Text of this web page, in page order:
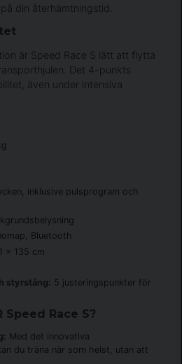
din återhämtningstid.
är Speed Race S lätt att flytta
Det 4-punkts
även under intensiva
inklusive pulsprogram och
Bluetooth
x 135 cm
styrstång: 5 justeringspunkter för
Speed Race S?
Med det innovativa
du träna när som helst, utan att